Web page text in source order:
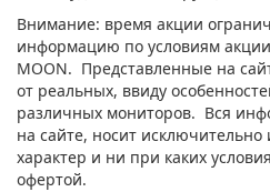
Внимание: время акции
информацию по условиям
MOON. Представленные на
от реальных, ввиду
различных мониторов. Вся
на сайте, носит
характер и ни при каких
офертой.